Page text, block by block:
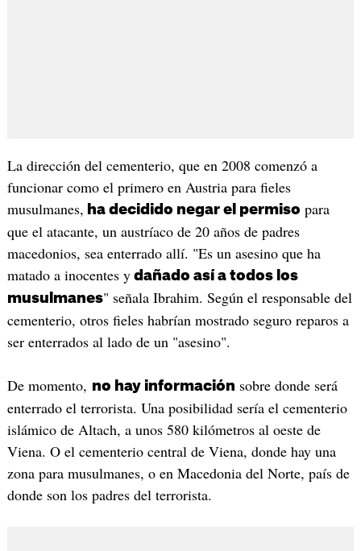
La dirección del cementerio, que en 2008 comenzó a
funcionar como el primero en Austria para fieles
musulmanes, ha decidido negar el permiso para
que el atacante, un austríaco de 20 años de padres
macedonios, sea enterrado allí. "Es un asesino que ha
matado a inocentes ydañado así a todos los
musulmanes" señala Ibrahim. Según el responsable del
cementerio, otros fieles habrían mostrado seguro reparos a
ser enterrados al lado de un "asesino".
De momento, no hay información sobre donde será
enterrado el terrorista. Una posibilidad sería el cementerio
islámico de Altach, a unos 580 kilómetros al oeste de
Viena. O el cementerio central de Viena, donde hay una
zona para musulmanes, o en Macedonia del Norte, país de
donde son los padres del terrorista.